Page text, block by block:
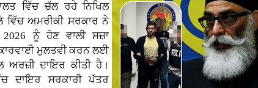
ਵਿੱਚ ਚੱਲ ਰਹੇ ਨਿਖਿਲ
ਵਿੱਚ ਅਮਰੀਕੀ ਸਰਕਾਰ ਨੇ
ਨੂੰ ਹੋਣ ਵਾਲੀ ਸਜ਼ਾ
ਮੁਲਤਵੀ ਕਰਨ ਲਈ
ਅਰਜ਼ੀ ਦਾਇਰ ਕੀਤੀ ਹੈ।
ਦਾਇਰ ਸਰਕਾਰੀ ਪੱਤਰ